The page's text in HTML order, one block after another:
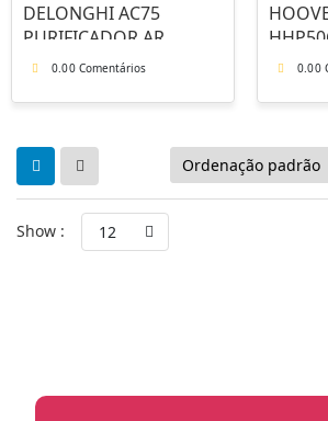
DELONGHI AC75
PURIFICADOR AR
0.00 Comentários 0.00
Show : 12